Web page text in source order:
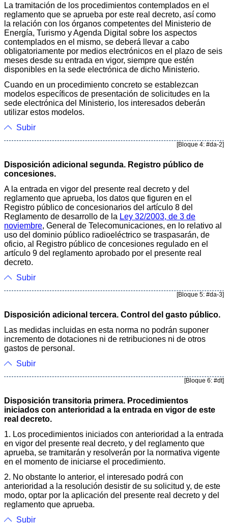
La tramitación de los procedimientos contemplados en el
reglamento que se aprueba por este real decreto, así como
la relación con los órganos competentes del Ministerio de
Energía, Turismo y Agenda Digital sobre los aspectos
contemplados en el mismo, se deberá llevar a cabo
obligatoriamente por medios electrónicos en el plazo de seis
meses desde su entrada en vigor, siempre que estén
disponibles en la sede electrónica de dicho Ministerio.
Cuando en un procedimiento concreto se establezcan
modelos específicos de presentación de solicitudes en la
sede electrónica del Ministerio, los interesados deberán
utilizar estos modelos.
Subir
[Bloque 4: #da-2]
Disposición adicional segunda. Registro público de
concesiones.
A la entrada en vigor del presente real decreto y del
reglamento que aprueba, los datos que figuren en el
Registro público de concesionarios del artículo 8 del
Reglamento de desarrollo de la Ley 32/2003, de 3 de
noviembre, General de Telecomunicaciones, en lo relativo al
uso del dominio público radioeléctrico se traspasarán, de
oficio, al Registro público de concesiones regulado en el
artículo 9 del reglamento aprobado por el presente real
decreto.
Subir
[Bloque 5: #da-3]
Disposición adicional tercera. Control del gasto público.
Las medidas incluidas en esta norma no podrán suponer
incremento de dotaciones ni de retribuciones ni de otros
gastos de personal.
Subir
[Bloque 6: #dt]
Disposición transitoria primera. Procedimientos
iniciados con anterioridad a la entrada en vigor de este
real decreto.
1. Los procedimientos iniciados con anterioridad a la entrada
en vigor del presente real decreto, y del reglamento que
aprueba, se tramitarán y resolverán por la normativa vigente
en el momento de iniciarse el procedimiento.
2. No obstante lo anterior, el interesado podrá con
anterioridad a la resolución desistir de su solicitud y, de este
modo, optar por la aplicación del presente real decreto y del
reglamento que aprueba.
Subir